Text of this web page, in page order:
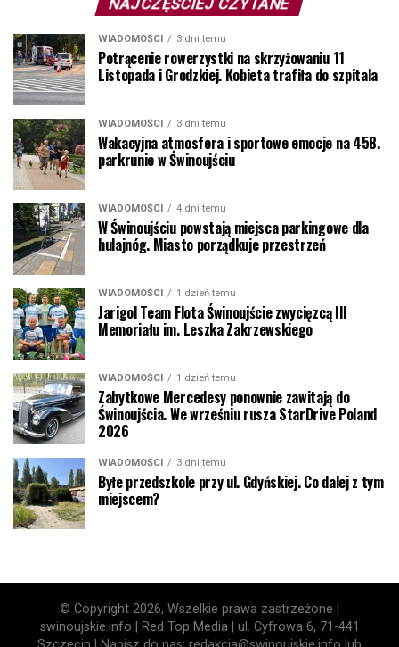
NAJCZĘŚCIEJ CZYTANE
WIADOMOŚCI 3 dni temu
Potrącenie rowerzystki na skrzyżowaniu 11
Listopada i Grodzkiej. Kobieta trafiła do szpitala
WIADOMOŚCI 3 dni temu
Wakacyjna atmosfera i sportowe emocje na 458.
parkrunie w Świnoujściu
WIADOMOŚCI 4 dni temu
W Świnoujściu powstają miejsca parkingowe dla
hulajnóg. Miasto porządkuje przestrzeń
WIADOMOŚCI 1 dzień temu
Jarigol Team Flota Świnoujście zwycięzcą III
Memoriału im. Leszka Zakrzewskiego
WIADOMOŚCI 1 dzień temu
Zabytkowe Mercedesy ponownie zawitają do
Świnoujścia. We wrześniu rusza StarDrive Poland
2026
WIADOMOŚCI 3 dni temu
Byłe przedszkole przy ul. Gdyńskiej. Co dalej z tym
miejscem?
© Copyright 2026, Wszelkie prawa zastrzeżone |
swinoujskie.info | Red Top Media | ul. Cyfrowa 6, 71-441